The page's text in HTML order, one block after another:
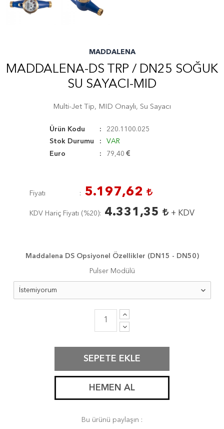
MADDALENA
MADDALENA-DS TRP / DN25 SOĞUK
SU SAYACI-MID
Multi-Jet Tip, MID Onaylı, Su Sayacı
Ürün Kodu
220.1100.025
Stok Durumu
VAR
Euro
79,40
Fiyatı 5.197,62
KDV Hariç Fiyatı ( %20 ) 4.331,35 + KDV
Maddalena DS Opsiyonel Özellikler (DN15 - DN50)
Pulser Modülü
SEPETE EKLE
HEMEN AL
Bu ürünü paylaşın :